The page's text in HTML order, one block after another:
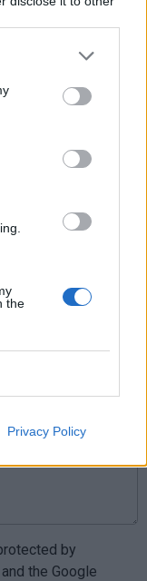
the
Privacy Policy
buriuotojai
by
the Google